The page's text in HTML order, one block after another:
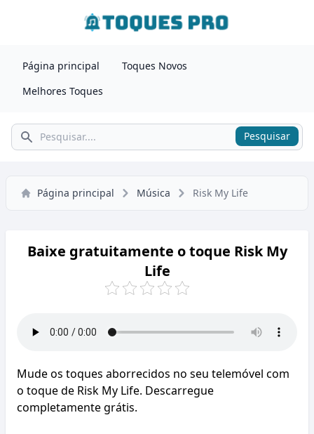
Página principal
Toques Novos
Melhores Toques
Pesquisar Pesquisar
Página principal Música Risk My Life
Baixe gratuitamente o toque Risk My
Life
Mude os toques aborrecidos no seu telemóvel com
o toque de Risk My Life. Descarregue
completamente grátis.